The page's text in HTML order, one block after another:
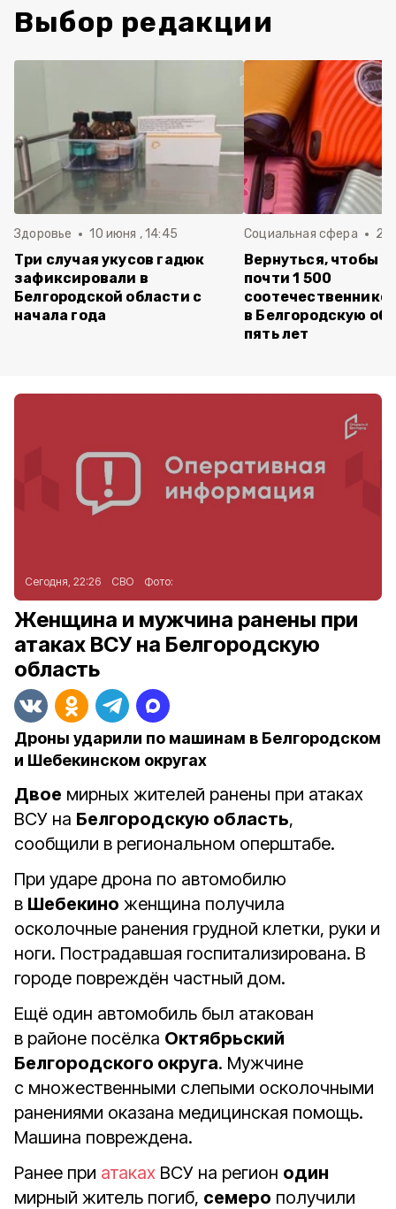
Выбор редакции
Здоровье 10 июня , 14:45
Три случая укусов гадюк
зафиксировали в
Белгородской области с
начала года
Социальная сфера 20
Вернуться, чтобы
почти 1 500
в Белгородскую
пять лет
Сегодня, 22:26 СВО Фото:
Женщина и мужчина ранены при
атаках ВСУ на Белгородскую
область
Дроны ударили по машинам в Белгородском
и Шебекинском округах
Двое мирных жителей ранены при атаках
ВСУ на Белгородскую область,
сообщили в региональном оперштабе.
При ударе дрона по автомобилю
в Шебекино женщина получила
осколочные ранения грудной клетки, руки и
ноги. Пострадавшая госпитализирована. В
городе повреждён частный дом.
Ещё один автомобиль был атакован
в районе посёлка Октябрьский
Белгородского округа. Мужчине
с множественными слепыми осколочными
ранениями оказана медицинская помощь.
Машина повреждена.
Ранее при атаках ВСУ на регион один
мирный житель погиб, семеро получили